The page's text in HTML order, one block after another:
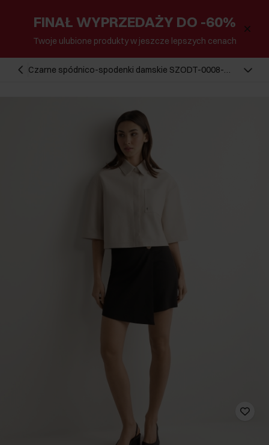
FINAŁ WYPRZEDAŻY DO -60%
Twoje ulubione produkty w jeszcze lepszych cenach
Czarne spódnico-spodenki damskie SZODT-0008-